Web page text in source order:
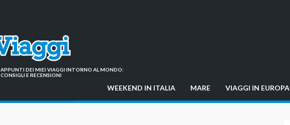
APPUNTI DEI MIEI VIAGGI INTORNO AL MONDO:
CONSIGLI E RECENSIONI
WEEKEND IN ITALIA MARE VIAGGI IN EUROPA